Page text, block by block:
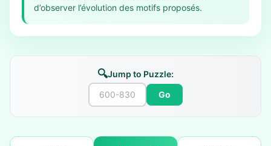
d’observer l’évolution des motifs proposés.
🔍Jump to Puzzle:
Go